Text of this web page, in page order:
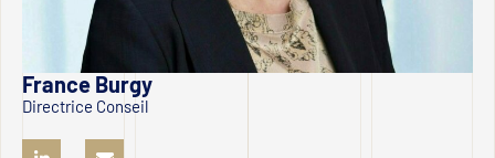
France Burgy
Directrice Conseil